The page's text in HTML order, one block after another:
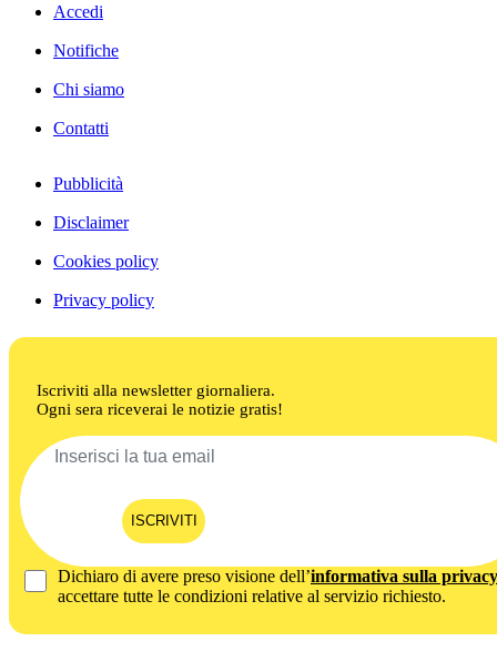
Accedi
Notifiche
Chi siamo
Contatti
Pubblicità
Disclaimer
Cookies policy
Privacy policy
Iscriviti alla newsletter giornaliera.
Ogni sera riceverai le notizie gratis!
ISCRIVITI
Dichiaro di avere preso visione dell’informativa sulla privacy
accettare tutte le condizioni relative al servizio richiesto.